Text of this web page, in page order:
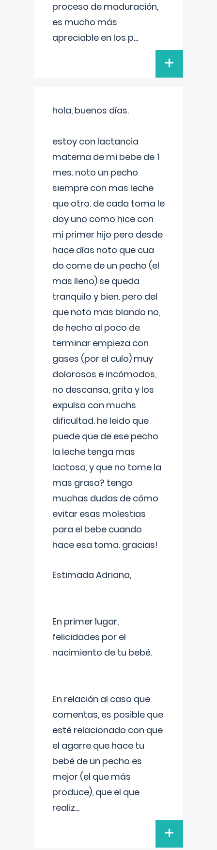
proceso de maduración,
es mucho más
apreciable en los p...
+
hola, buenos días.
estoy con lactancia
materna de mi bebe de 1
mes. noto un pecho
siempre con mas leche
que otro. de cada toma le
doy uno como hice con
mi primer hijo pero desde
hace días noto que cua
do come de un pecho (el
mas lleno) se queda
tranquilo y bien. pero del
que noto mas blando no,
de hecho al poco de
terminar empieza con
gases (por el culo) muy
dolorosos e incómodos,
no descansa, grita y los
expulsa con muchs
dificultad. he leido que
puede que de ese pecho
la leche tenga mas
lactosa, y que no tome la
mas grasa? tengo
muchas dudas de cómo
evitar esas molestias
para el bebe cuando
hace esa toma. gracias!
Estimada Adriana,
En primer lugar,
felicidades por el
nacimiento de tu bebé.
En relación al caso que
comentas, es posible que
esté relacionado con que
el agarre que hace tu
bebé de un pecho es
mejor (el que más
produce), que el que
realiz...
+